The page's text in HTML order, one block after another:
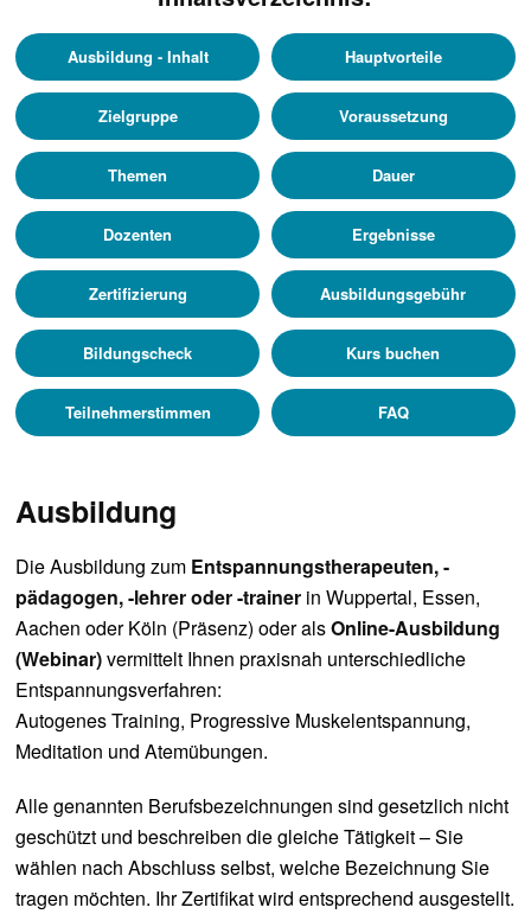
Ausbildung - Inhalt Hauptvorteile
Zielgruppe Voraussetzung
Themen Dauer
Dozenten Ergebnisse
Zertifizierung Ausbildungsgebühr
Bildungscheck Kurs buchen
Teilnehmerstimmen FAQ
Ausbildung
Die Ausbildung zum Entspannungstherapeuten, -
pädagogen, -lehrer oder -trainer in Wuppertal, Essen,
Aachen oder Köln (Präsenz) oder alsOnline-Ausbildung
(Webinar)vermittelt Ihnen praxisnah unterschiedliche
Entspannungsverfahren:
Autogenes Training, Progressive Muskelentspannung,
Meditation und Atemübungen.
Alle genannten Berufsbezeichnungen sind gesetzlich nicht
geschützt und beschreiben die gleiche Tätigkeit – Sie
wählen nach Abschluss selbst, welche Bezeichnung Sie
tragen möchten. Ihr Zertifikat wird entsprechend ausgestellt.